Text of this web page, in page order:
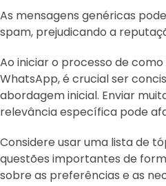
As mensagens genéricas
spam, prejudicando a
Ao iniciar o processo de
WhatsApp, é crucial ser
abordagem inicial. Enviar
relevância específica pode
Considere usar uma lista de
questões importantes de
sobre as preferências e as